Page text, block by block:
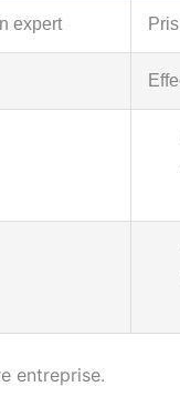
expert
entreprise.